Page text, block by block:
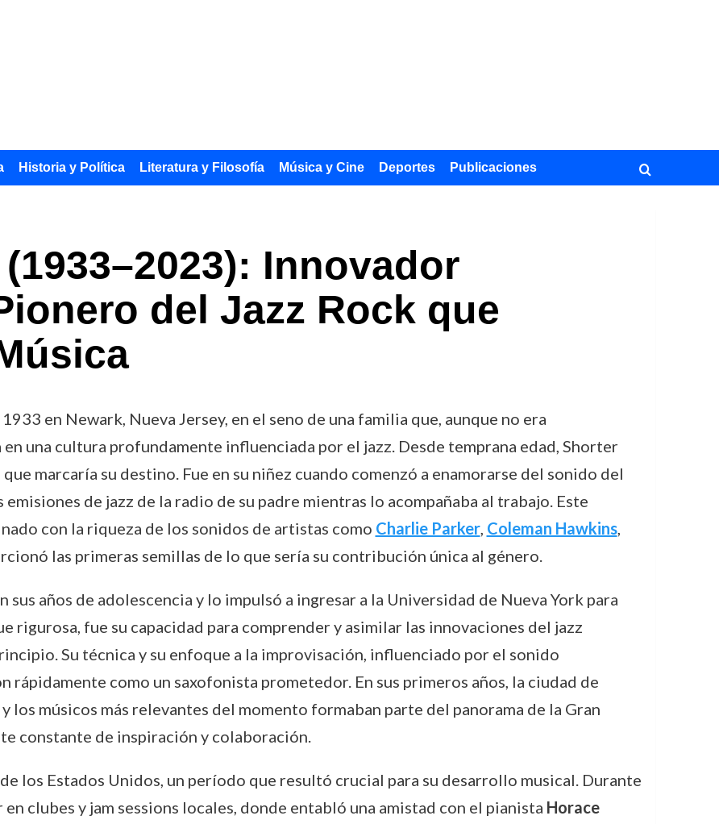
Historia y Política Literatura y Filosofía Música y Cine Deportes Publicaciones
Innovador
del Jazz Rock que
en Newark, Nueva Jersey, en el seno de una familia que, aunque no era
una cultura profundamente influenciada por el jazz. Desde temprana edad, Shorter
marcaría su destino. Fue en su niñez cuando comenzó a enamorarse del sonido del
emisiones de jazz de la radio de su padre mientras lo acompañaba al trabajo. Este
con la riqueza de los sonidos de artistas como Charlie Parker, Coleman Hawkins,
las primeras semillas de lo que sería su contribución única al género.
años de adolescencia y lo impulsó a ingresar a la Universidad de Nueva York para
rigurosa, fue su capacidad para comprender y asimilar las innovaciones del jazz
Su técnica y su enfoque a la improvisación, influenciado por el sonido
como un saxofonista prometedor. En sus primeros años, la ciudad de
los músicos más relevantes del momento formaban parte del panorama de la Gran
constante de inspiración y colaboración.
los Estados Unidos, un período que resultó crucial para su desarrollo musical. Durante
clubes y jam sessions locales, donde entabló una amistad con el pianista Horace